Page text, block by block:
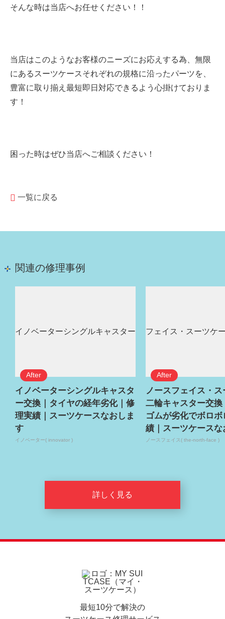
そんな時は当店へお任せください！！
当店はこのようなお客様のニーズにお応えする為、無限
にあるスーツケースそれぞれの規格に沿ったパーツを、
豊富に取り揃え最短即日対応できるよう心掛けておりま
す！
困った時はぜひ当店へご相談ください！
一覧に戻る
関連の修理事例
イノベーターシングルキャスタ
ー交換｜タイヤの経年劣化｜修
理実績｜スーツケースなおしま
す
イノベーター( innovator )
ノースフェイス・
二輪キャスター交換
ゴムが劣化でボロ
績｜スーツケースな
ノースフェイス( the-north-face )
詳しく見る
最短10分で解決の